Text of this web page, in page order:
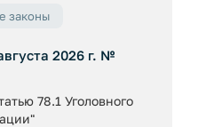
законы
2026 г. №
78.1 Уголовного